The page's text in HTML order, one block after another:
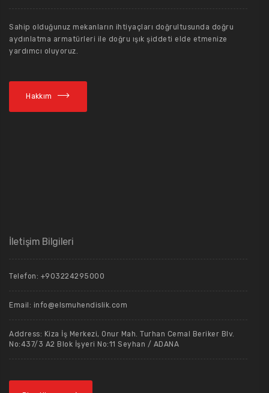
Sahip olduğunuz mekanların ihtiyaçları doğrultusunda doğru
aydınlatma armatürleri ile doğru ışık şiddeti elde etmenize
yardımcı oluyoruz.
Hakkım
İletişim Bilgileri
Telefon: +903224295000
Email: info@elsmuhendislik.com
Address: Kiza İş Merkezi, Onur Mah. Turhan Cemal Beriker Blv.
No:437/3 A2 Blok İşyeri No:11 Seyhan / ADANA